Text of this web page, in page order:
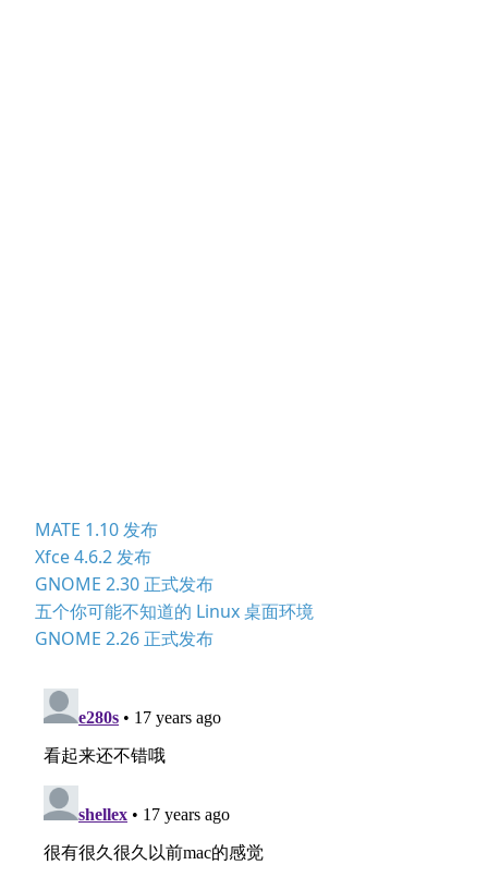
MATE 1.10 发布
Xfce 4.6.2 发布
GNOME 2.30 正式发布
五个你可能不知道的 Linux 桌面环境
GNOME 2.26 正式发布